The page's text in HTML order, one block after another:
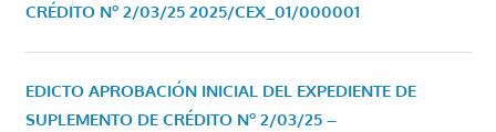
CRÉDITO Nº 2/03/25 2025/CEX_01/000001
EDICTO APROBACIÓN INICIAL DEL EXPEDIENTE DE
SUPLEMENTO DE CRÉDITO Nº 2/03/25 –